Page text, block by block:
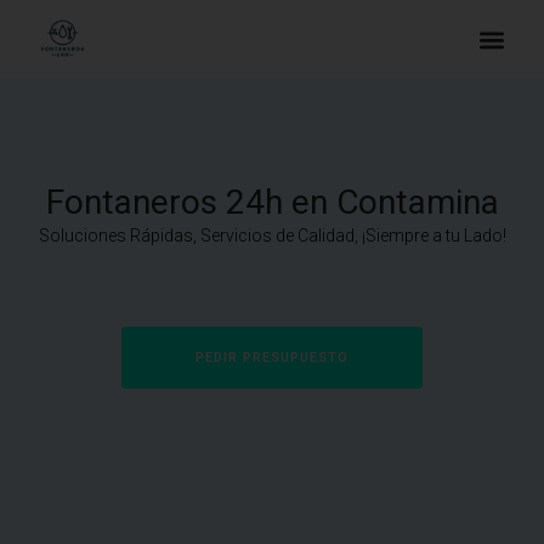
Fontaneros 24h en Contamina
Soluciones Rápidas, Servicios de Calidad, ¡Siempre a tu Lado!
PEDIR PRESUPUESTO